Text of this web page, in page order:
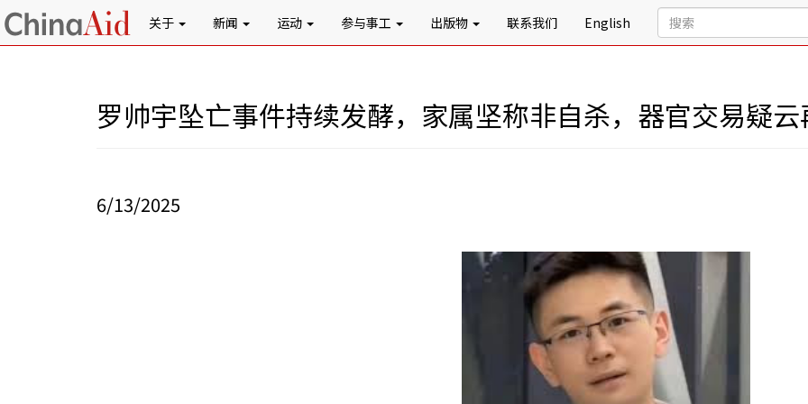
关于 新闻 运动 参与事工 出版物 联系我们 English
罗帅宇坠亡事件持续发酵，家属坚称非自杀，器官交易疑云
6/13/2025